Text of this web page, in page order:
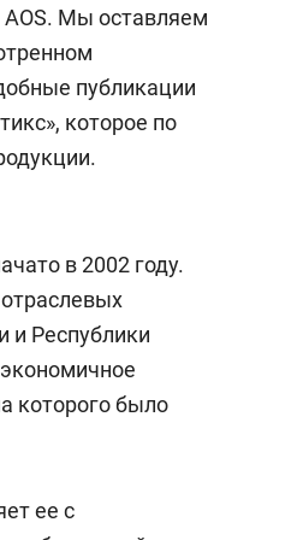
AOS. Мы оставляем
публикации
которое по
в 2002 году.
и Республики
которого было
ее с
с вершины горы»